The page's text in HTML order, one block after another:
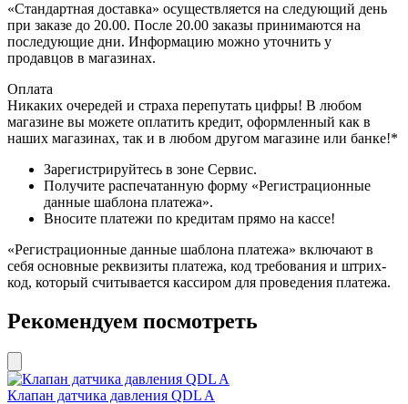
«Стандартная доставка» осуществляется на следующий день
при заказе до 20.00. После 20.00 заказы принимаются на
последующие дни. Информацию можно уточнить у
продавцов в магазинах.
Оплата
Никаких очередей и страха перепутать цифры! В любом
магазине вы можете оплатить кредит, оформленный как в
наших магазинах, так и в любом другом магазине или банке!*
Зарегистрируйтесь в зоне Сервис.
Получите распечатанную форму «Регистрационные
данные шаблона платежа».
Вносите платежи по кредитам прямо на кассе!
«Регистрационные данные шаблона платежа» включают в
себя основные реквизиты платежа, код требования и штрих-
код, который считывается кассиром для проведения платежа.
Рекомендуем посмотреть
Клапан датчика давления QDL A